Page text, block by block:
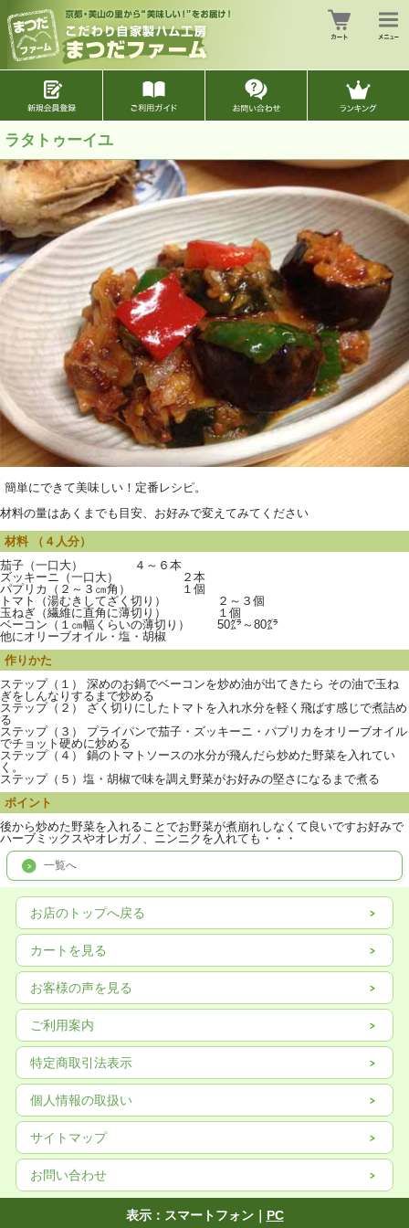
ラタトゥーイユ
簡単にできて美味しい！定番レシピ。
材料の量はあくまでも目安、お好みで変えてみてください
材料 （４人分）
茄子（一口大） ４～６本
ズッキーニ（一口大） ２本
パプリカ（２～３㎝角） １個
トマト（湯むきしてざく切り） ２～３個
玉ねぎ（繊維に直角に薄切り） １個
ベーコン（１㎝幅くらいの薄切り） 50㌘～80㌘
他にオリーブオイル・塩・胡椒
作りかた
ステップ（１） 深めのお鍋でベーコンを炒め油が出てきたら その油で玉ね
ぎをしんなりするまで炒める
ステップ（２） ざく切りにしたトマトを入れ水分を軽く飛ばす感じで煮詰め
る
ステップ（３） プライパンで茄子・ズッキーニ・パプリカをオリーブオイル
でチョット硬めに炒める
ステップ（４） 鍋のトマトソースの水分が飛んだら炒めた野菜を入れてい
く。
ステップ（５）塩・胡椒で味を調え野菜がお好みの堅さになるまで煮る
ポイント
後から炒めた野菜を入れることでお野菜が煮崩れしなくて良いですお好みで
ハーブミックスやオレガノ、ニンニクを入れても・・・
一覧へ
お店のトップへ戻る
カートを見る
お客様の声を見る
ご利用案内
特定商取引法表示
個人情報の取扱い
サイトマップ
お問い合わせ
表示：スマートフォン｜ PC